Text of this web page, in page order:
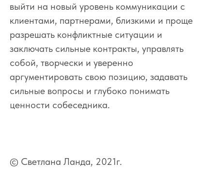
выйти на новый уровень коммуникации с
клиентами, партнерами, близкими и проще
разрешать конфликтные ситуации и
заключать сильные контракты, управлять
собой, творчески и уверенно
аргументировать свою позицию, задавать
сильные вопросы и глубоко понимать
ценности собеседника.
© Светлана Ланда, 2021г.